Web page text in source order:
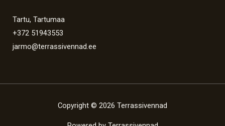
Tartu, Tartumaa
+372 51943553
jarmo@terrassivennad.ee
Copyright © 2026 Terrassivennad